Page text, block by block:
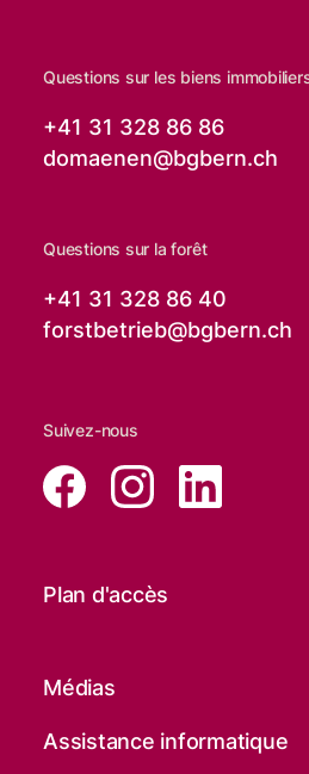
Questions sur les biens
+41 31 328 86 86
domaenen@bgbern.ch
Questions sur la forêt
+41 31 328 86 40
forstbetrieb@bgbern.ch
Suivez-nous
Plan d'accès
Médias
Assistance informatique